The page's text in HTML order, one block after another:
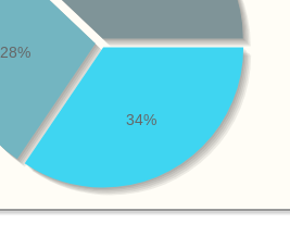
34%
28%